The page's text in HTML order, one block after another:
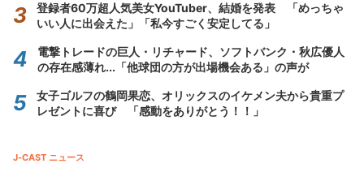
登録者60万超人気美女YouTuber、結婚を発表 「めっちゃ
いい人に出会えた」「私今すごく安定してる」
電撃トレードの巨人・リチャード、ソフトバンク・秋広優人
の存在感薄れ...「他球団の方が出場機会ある」の声が
女子ゴルフの鶴岡果恋、オリックスのイケメン夫から貴重プ
レゼントに喜び 「感動をありがとう！！」
J-CAST ニュース